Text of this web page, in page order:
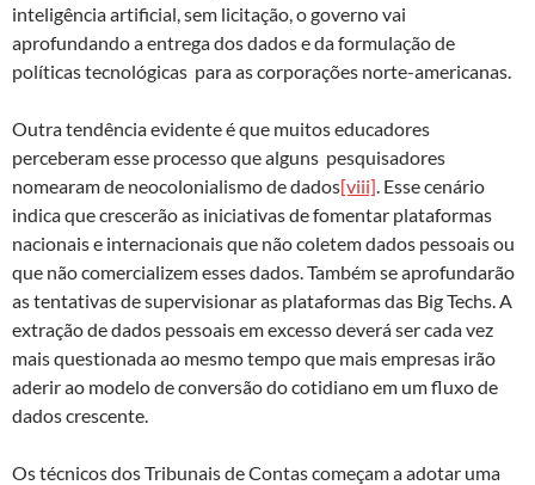
inteligência artificial, sem licitação, o governo vai
aprofundando a entrega dos dados e da formulação de
políticas tecnológicas para as corporações norte-americanas.
Outra tendência evidente é que muitos educadores
perceberam esse processo que alguns pesquisadores
nomearam de neocolonialismo de dados[viii]. Esse cenário
indica que crescerão as iniciativas de fomentar plataformas
nacionais e internacionais que não coletem dados pessoais ou
que não comercializem esses dados. Também se aprofundarão
as tentativas de supervisionar as plataformas das Big Techs. A
extração de dados pessoais em excesso deverá ser cada vez
mais questionada ao mesmo tempo que mais empresas irão
aderir ao modelo de conversão do cotidiano em um fluxo de
dados crescente.
Os técnicos dos Tribunais de Contas começam a adotar uma